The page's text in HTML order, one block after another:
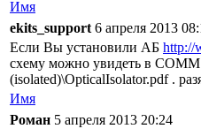
Имя
ekits_support 6 апреля 2013
Если Вы установили АБ http://
схему можно увидеть в
(isolated)\OpticalIsolator.pdf .
Имя
Роман 5 апреля 2013 20:24